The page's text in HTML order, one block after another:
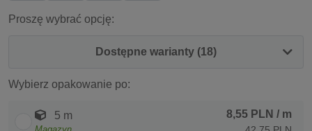
Proszę wybrać opcję:
Dostępne warianty (18)
Wybierz opakowanie po:
5 m 8,55 PLN / m